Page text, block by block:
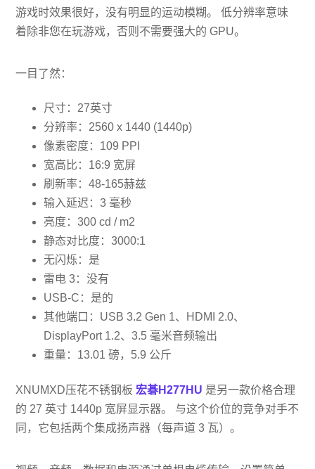
游戏时效果很好，没有明显的运动模糊。 低分辨率意味
着除非您在玩游戏，否则不需要强大的 GPU。
一目了然：
尺寸：27英寸
分辨率：2560 x 1440 (1440p)
像素密度：109 PPI
宽高比：16:9 宽屏
刷新率：48-165赫兹
输入延迟：3 毫秒
亮度：300 cd / m2
静态对比度：3000:1
无闪烁：是
雷电 3：没有
USB-C：是的
其他端口：USB 3.2 Gen 1、HDMI 2.0、
DisplayPort 1.2、3.5 毫米音频输出
重量：13.01 磅，5.9 公斤
XNUMXD压花不锈钢板 宏碁H277HU 是另一款价格合理
的 27 英寸 1440p 宽屏显示器。 与这个价位的竞争对手不
同，它包括两个集成扬声器（每声道 3 瓦）。